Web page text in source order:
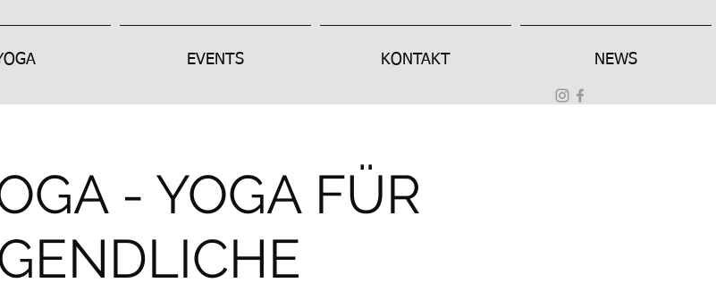
EVENTS KONTAKT NEWS
- YOGA FÜR